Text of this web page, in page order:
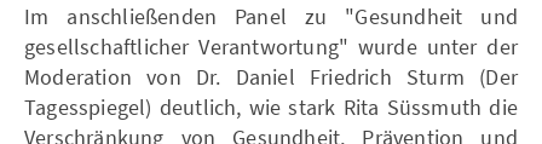
Im anschließenden Panel zu "Gesundheit und
gesellschaftlicher Verantwortung" wurde unter der
Moderation von Dr. Daniel Friedrich Sturm (Der
Tagesspiegel) deutlich, wie stark Rita Süssmuth die
Verschränkung von Gesundheit, Prävention und